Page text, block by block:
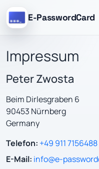
E-PasswordCard
Impressum
Peter Zwosta
Beim Dirlesgraben 6
90453 Nürnberg
Germany
Telefon: +49 911 7156488
E-Mail: info@e-